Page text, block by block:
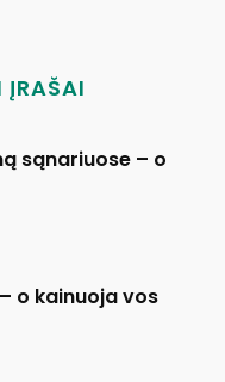
ĮRAŠAI
sąnariuose – o
o kainuoja vos